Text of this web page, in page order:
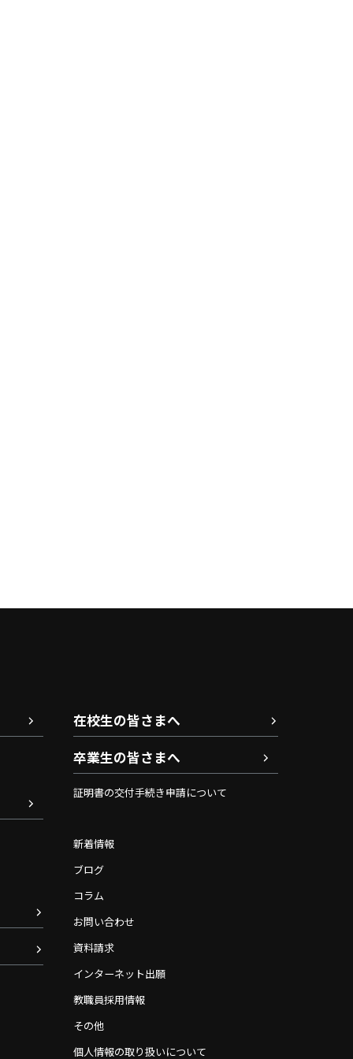
在校生の皆さまへ
卒業生の皆さまへ
証明書の交付手続き申請について
新着情報
ブログ
コラム
お問い合わせ
資料請求
インターネット出願
教職員採用情報
その他
個人情報の取り扱いについて